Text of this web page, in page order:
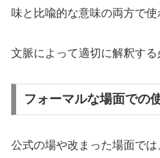
味と比喩的な意味の両方で使
文脈によって適切に解釈する
フォーマルな場面での
公式の場や改まった場面で